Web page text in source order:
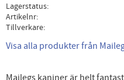
Lagerstatus
Artikelnr
Tillverkare
Visa alla produkter från